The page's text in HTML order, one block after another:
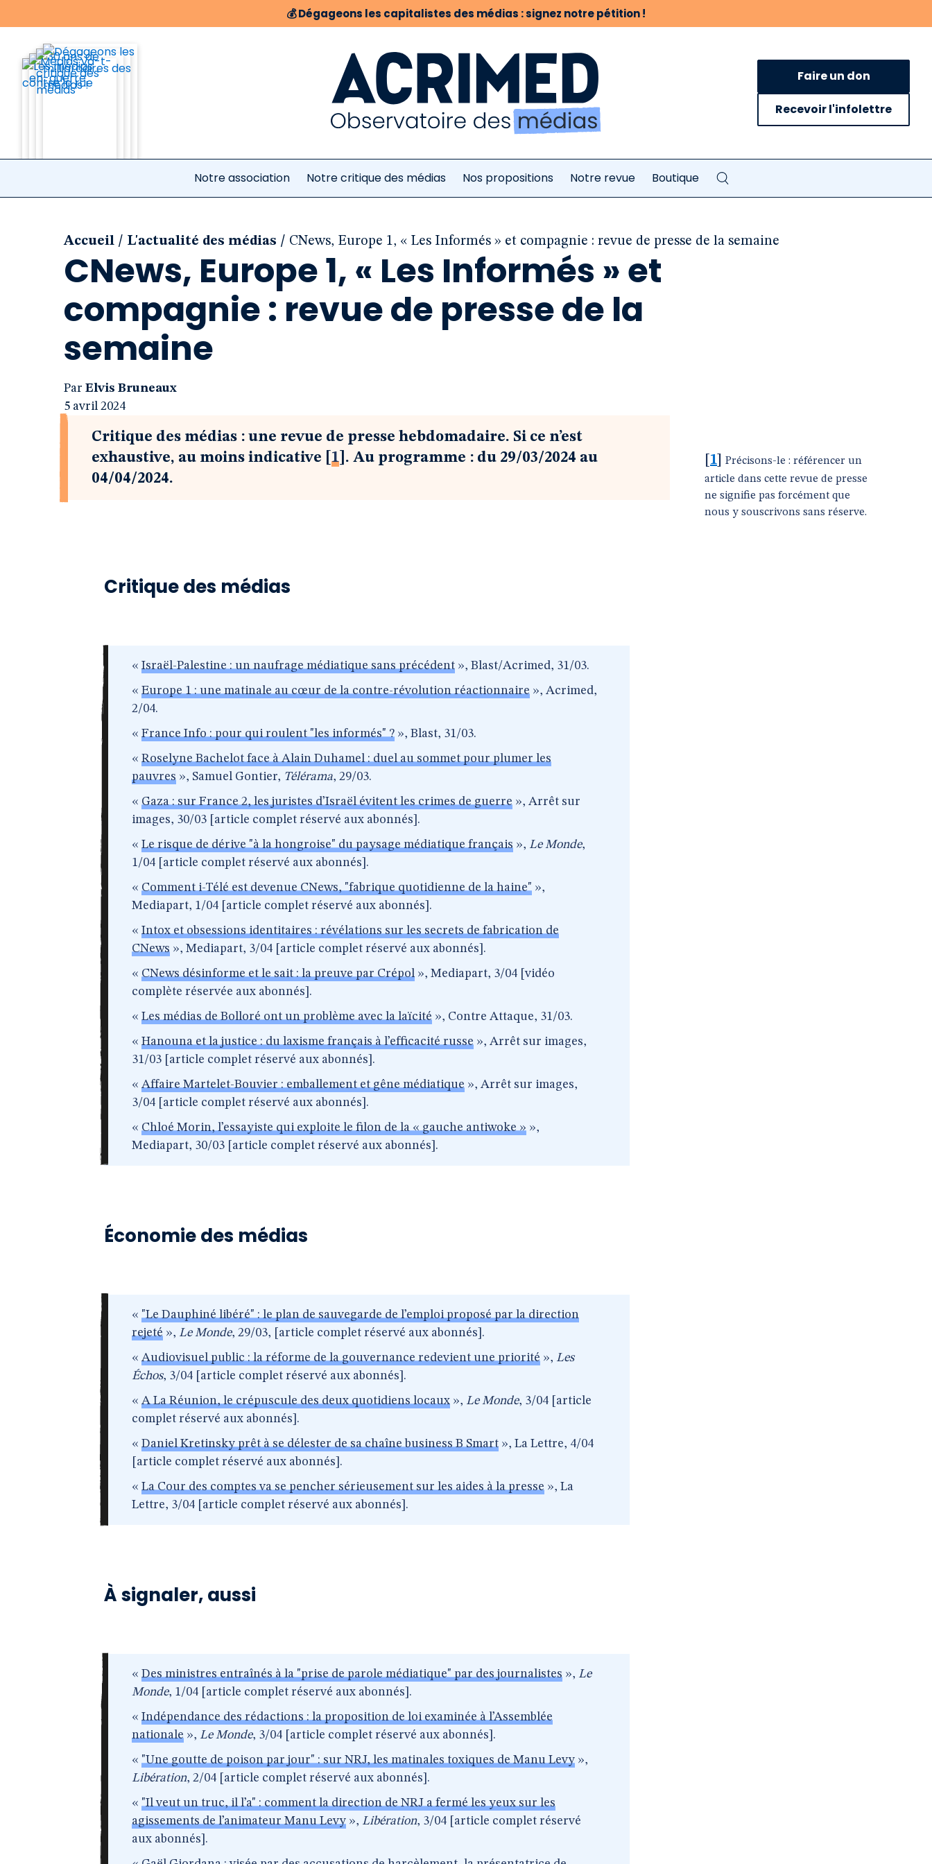
💰Dégageons les capitalistes des médias : signez notre pétition !
Faire un don
Recevoir l'infolettre
Notre association Notre critique des médias Nos propositions Notre revue Boutique
Accueil / L'actualité des médias / CNews, Europe 1, « Les Informés » et compagnie : revue de presse de la semaine
CNews, Europe 1, « Les Informés » et
compagnie : revue de presse de la
semaine
Par Elvis Bruneaux
5 avril 2024
Critique des médias : une revue de presse hebdomadaire. Si ce n’est
exhaustive, au moins indicative
1 . Au programme : du 29/03/2024 au
04/04/2024.
Critique des médias
« Israël-Palestine : un naufrage médiatique sans précédent », Blast/Acrimed, 31/03.
« Europe 1 : une matinale au cœur de la contre-révolution réactionnaire », Acrimed,
2/04.
« France Info : pour qui roulent "les informés" ? », Blast, 31/03.
« Roselyne Bachelot face à Alain Duhamel : duel au sommet pour plumer les
pauvres », Samuel Gontier, Télérama, 29/03.
« Gaza : sur France 2, les juristes d’Israël évitent les crimes de guerre », Arrêt sur
images, 30/03 [article complet réservé aux abonnés].
« Le risque de dérive "à la hongroise" du paysage médiatique français », Le Monde,
1/04 [article complet réservé aux abonnés].
« Comment i-Télé est devenue CNews, "fabrique quotidienne de la haine" »,
Mediapart, 1/04 [article complet réservé aux abonnés].
« Intox et obsessions identitaires : révélations sur les secrets de fabrication de
CNews », Mediapart, 3/04 [article complet réservé aux abonnés].
« CNews désinforme et le sait : la preuve par Crépol », Mediapart, 3/04 [vidéo
complète réservée aux abonnés].
« Les médias de Bolloré ont un problème avec la laïcité », Contre Attaque, 31/03.
« Hanouna et la justice : du laxisme français à l’efficacité russe », Arrêt sur images,
31/03 [article complet réservé aux abonnés].
« Affaire Martelet-Bouvier : emballement et gêne médiatique », Arrêt sur images,
3/04 [article complet réservé aux abonnés].
« Chloé Morin, l’essayiste qui exploite le filon de la « gauche antiwoke » »,
Mediapart, 30/03 [article complet réservé aux abonnés].
Économie des médias
« "Le Dauphiné libéré" : le plan de sauvegarde de l’emploi proposé par la direction
rejeté », Le Monde, 29/03, [article complet réservé aux abonnés].
« Audiovisuel public : la réforme de la gouvernance redevient une priorité », Les
Échos, 3/04 [article complet réservé aux abonnés].
« A La Réunion, le crépuscule des deux quotidiens locaux », Le Monde, 3/04 [article
complet réservé aux abonnés].
« Daniel Kretinsky prêt à se délester de sa chaîne business B Smart », La Lettre, 4/04
[article complet réservé aux abonnés].
« La Cour des comptes va se pencher sérieusement sur les aides à la presse », La
Lettre, 3/04 [article complet réservé aux abonnés].
À signaler, aussi
« Des ministres entraînés à la "prise de parole médiatique" par des journalistes », Le
Monde, 1/04 [article complet réservé aux abonnés].
« Indépendance des rédactions : la proposition de loi examinée à l’Assemblée
nationale », Le Monde, 3/04 [article complet réservé aux abonnés].
« "Une goutte de poison par jour" : sur NRJ, les matinales toxiques de Manu Levy »,
Libération, 2/04 [article complet réservé aux abonnés].
« "Il veut un truc, il l’a" : comment la direction de NRJ a fermé les yeux sur les
agissements de l’animateur Manu Levy », Libération, 3/04 [article complet réservé
aux abonnés].
1
Précisons-le : référencer un
article dans cette revue de presse
ne signifie pas forcément que
nous y souscrivons sans réserve.